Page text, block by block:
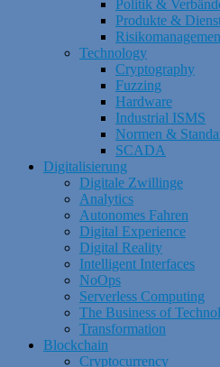
Politik &
Produkte &
Technology
Cryptography
Fuzzing
Hardware
Industrial ISMS
Normen &
SCADA
Digitalisierung
Digitale Zwillinge
Analytics
Autonomes Fahren
Digital Experience
Digital Reality
Intelligent Interfaces
NoOps
Serverless Computing
The Business of
Transformation
Blockchain
Cryptocurrency